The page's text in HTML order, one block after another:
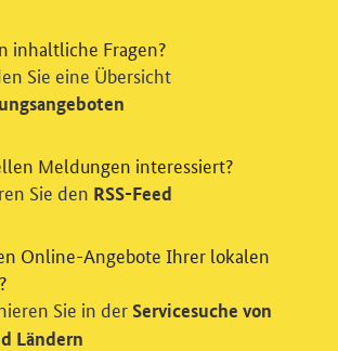
inhaltliche Fragen?
Sie eine Übersicht
Meldungen interessiert?
Sie den RSS-Feed
Online-Angebote Ihrer lokalen
Sie in der Servicesuche von
Ländern